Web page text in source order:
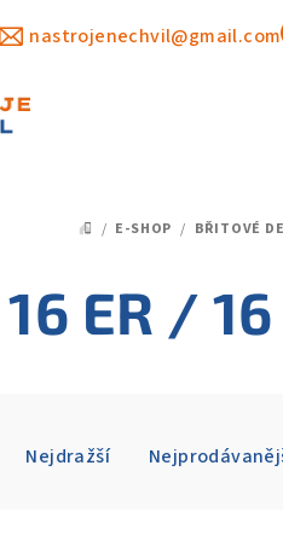
nastrojenechvil@gmail.com
DOMŮ
/ E-SHOP / BŘITOVÉ
16 ER /
Nejdražší